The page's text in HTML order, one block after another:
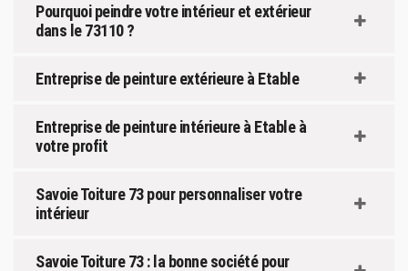
Pourquoi peindre votre intérieur et extérieur
dans le 73110 ?
Entreprise de peinture extérieure à Etable
Entreprise de peinture intérieure à Etable à
votre profit
Savoie Toiture 73 pour personnaliser votre
intérieur
Savoie Toiture 73 : la bonne société pour